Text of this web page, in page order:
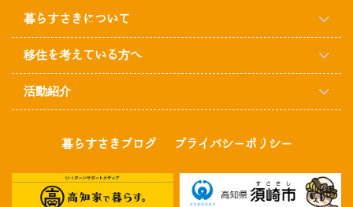
暮らすさきについて
移住を考えている方へ
活動紹介
暮らすさきブログ プライバシーポリシー